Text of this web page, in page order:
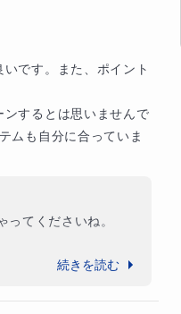
はなく、初めて見る
気がとても大切だと
あります。生徒一人
です。また、ポイント
するとは思いませんで
ムも自分に合っていま
てくださいね。
続きを読む